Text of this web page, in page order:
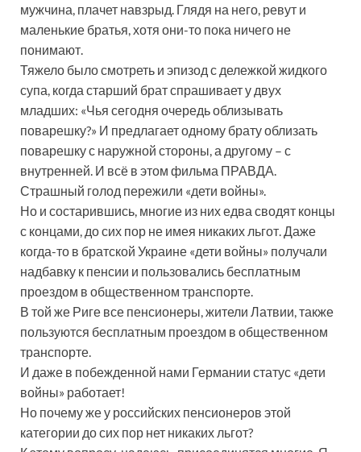
мужчина, плачет навзрыд. Глядя на него, ревут и
маленькие братья, хотя они-то пока ничего не
понимают.
Тяжело было смотреть и эпизод с дележкой жидкого
супа, когда старший брат спрашивает у двух
младших: «Чья сегодня очередь облизывать
поварешку?» И предлагает одному брату облизать
поварешку с наружной стороны, а другому – с
внутренней. И всё в этом фильма ПРАВДА.
Страшный голод пережили «дети войны».
Но и состарившись, многие из них едва сводят концы
с концами, до сих пор не имея никаких льгот. Даже
когда-то в братской Украине «дети войны» получали
надбавку к пенсии и пользовались бесплатным
проездом в общественном транспорте.
В той же Риге все пенсионеры, жители Латвии, также
пользуются бесплатным проездом в общественном
транспорте.
И даже в побежденной нами Германии статус «дети
войны» работает!
Но почему же у российских пенсионеров этой
категории до сих пор нет никаких льгот?